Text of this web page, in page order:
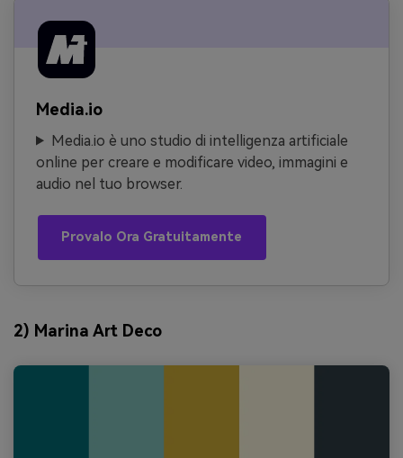
Media.io
Media.io è uno studio di intelligenza artificiale
online per creare e modificare video, immagini e
audio nel tuo browser.
Provalo Ora Gratuitamente
2) Marina Art Deco